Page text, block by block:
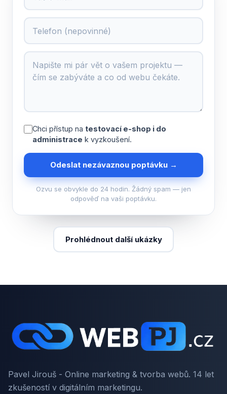
Chci přístup na testovací e-shop i do
administrace k vyzkoušení.
Odeslat nezávaznou poptávku →
Ozvu se obvykle do 24 hodin. Žádný spam — jen
odpověď na vaši poptávku.
Prohlédnout další ukázky
Pavel Jirouš - Online marketing & tvorba webů. 14 let
zkušeností v digitálním marketingu.